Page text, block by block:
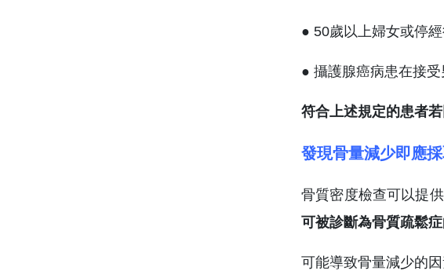
● 50歲以上婦女或停
● 攝護腺癌病患在接
符合上述規定的患者
發現骨量減少即應
骨質密度檢查可以提
可被診斷為骨質疏鬆
可能導致骨量減少的